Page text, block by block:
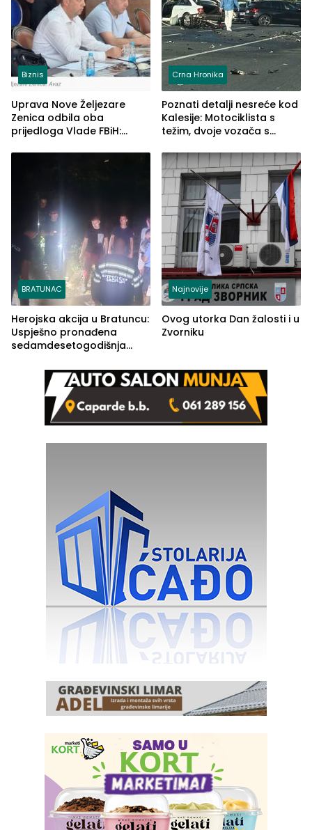
Biznis
Uprava Nove Željezare
Zenica odbila oba
prijedloga Vlade FBiH:
rješenje
Crna Hronika
Poznati detalji nesreće kod
Kalesije: Motociklista s
težim, dvoje vozača s
BRATUNAC
Herojska akcija u Bratuncu:
Uspješno pronađena
sedamdesetogodišnja
Kravice.
Najnovije
Ovog utorka Dan žalosti i u
Zvorniku